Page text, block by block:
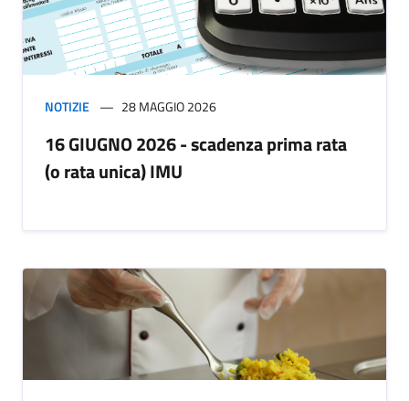
NOTIZIE 28 MAGGIO 2026
16 GIUGNO 2026 - scadenza prima rata
(o rata unica) IMU